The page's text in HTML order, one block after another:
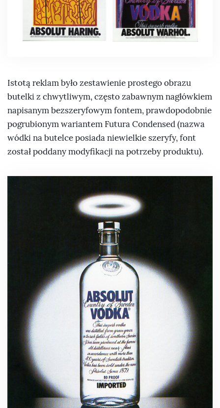
Istotą reklam było zestawienie prostego obrazu
butelki z chwytliwym, często zabawnym nagłówkiem
napisanym bezszeryfowym fontem, prawdopodobnie
pogrubionym wariantem Futura Condensed (nazwa
wódki na butelce posiada niewielkie szeryfy, font
został poddany modyfikacji na potrzeby produktu).